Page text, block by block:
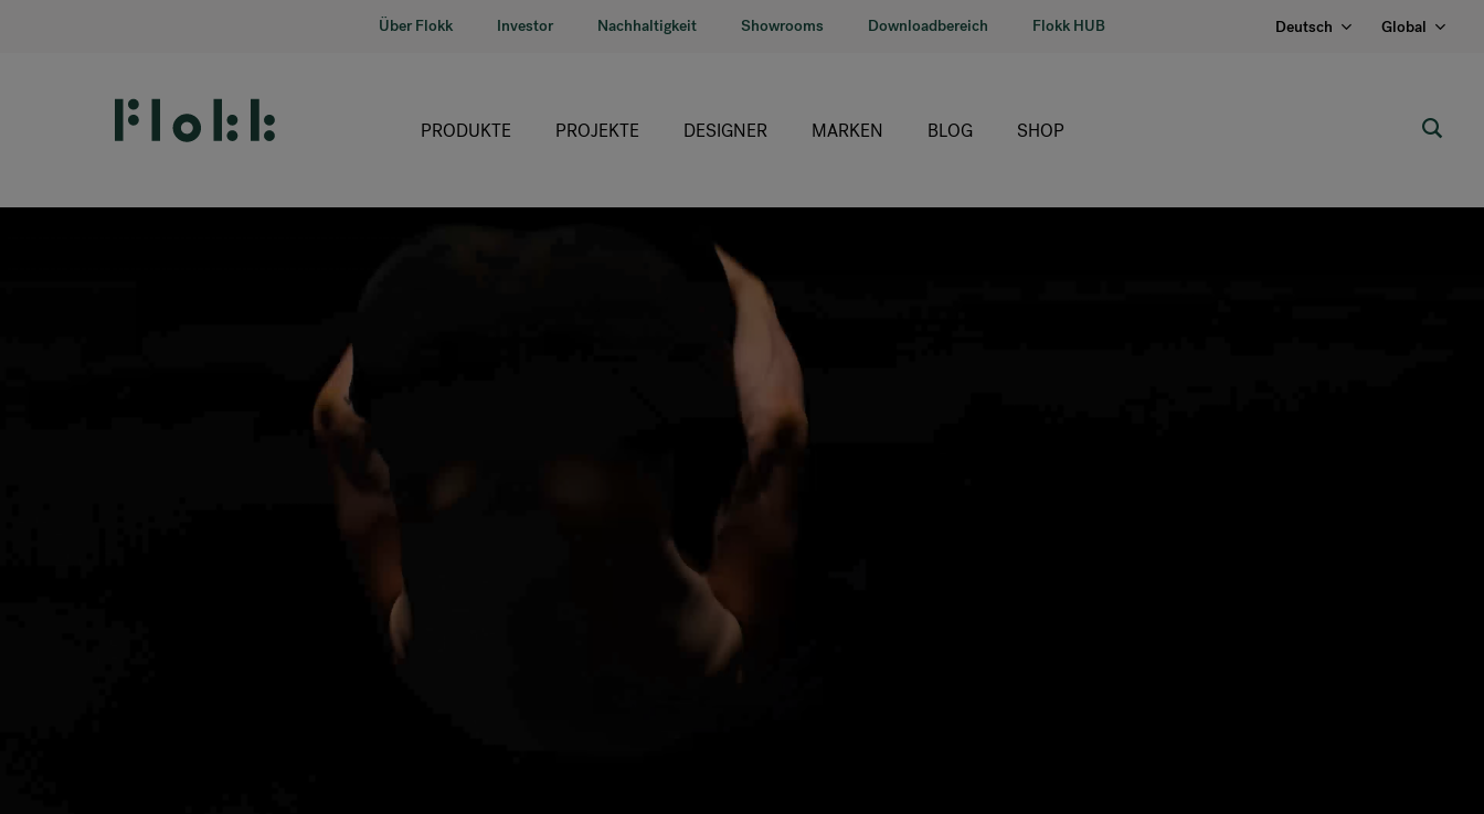
Über Flokk Investor Nachhaltigkeit Showrooms Downloadbereich Flokk HUB Deutsch Global
PRODUKTE PROJEKTE DESIGNER MARKEN BLOG SHOP